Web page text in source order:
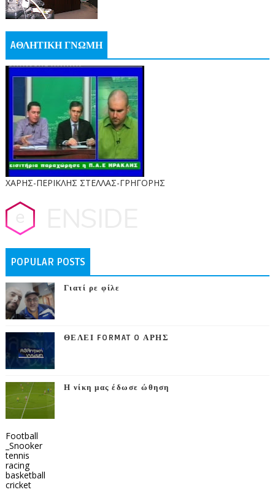
AΘΛΗΤΙΚΗ ΓΝΩΜΗ
ΧΑΡΗΣ-ΠΕΡΙΚΛΗΣ ΣΤΕΛΛΑΣ-ΓΡΗΓΟΡΗΣ
POPULAR POSTS
Γιατί ρε φίλε
ΘΕΛΕΙ FORMAT O ΑΡΗΣ
Η νίκη μας έδωσε ώθηση
Football
_Snooker
tennis
racing
basketball
cricket